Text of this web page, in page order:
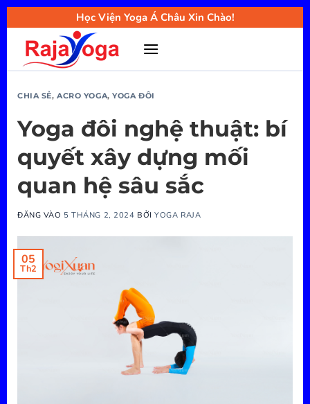
Bỏ
qua
nội
Học Viện Yoga Á Châu Xin Chào!
CHIA SẺ,ACRO YOGA,YOGA ĐÔI
Yoga đôi nghệ thuật: bí
quyết xây dựng mối
quan hệ sâu sắc
ĐĂNG VÀO 5 THÁNG 2, 2024 BỞIYOGA RAJA
05
Th2